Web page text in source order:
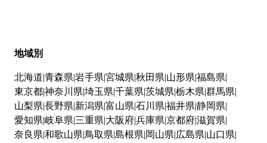
地域別
北海道 青森県 岩手県 宮城県 秋田県 山形県 福島県
東京都神奈川県 埼玉県 千葉県 茨城県 栃木県 群馬県
山梨県 長野県 新潟県 富山県 石川県 福井県 静岡県
愛知県 岐阜県 三重県 大阪府兵庫県 京都府滋賀県
奈良県 和歌山県 鳥取県 島根県 岡山県 広島県 山口県